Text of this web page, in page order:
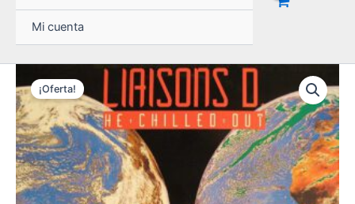
Mi cuenta
¡Oferta!